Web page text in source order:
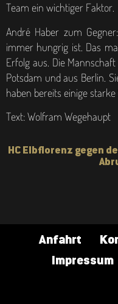
Team ein wichtiger Faktor.
André Haber zum
immer hungrig ist. Das
Erfolg aus. Die
Potsdam und aus Berlin.
haben bereits einige
Text: Wolfram Wegehaupt
HC Elbflorenz gegen
Anfahrt
Impressum